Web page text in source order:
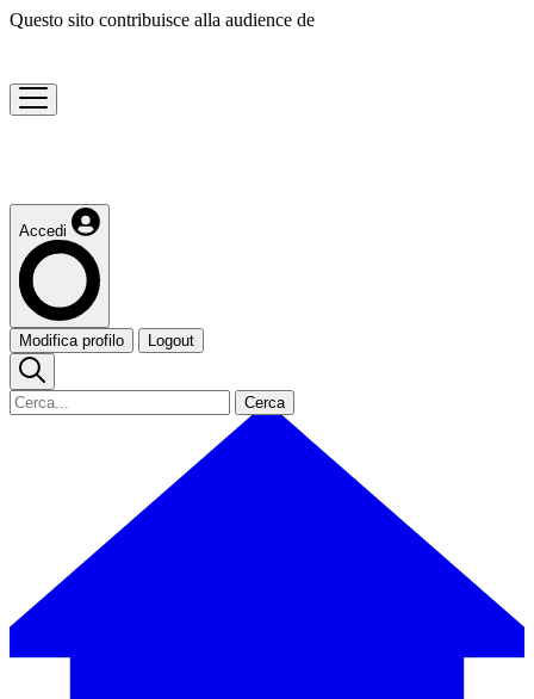
Questo sito contribuisce alla audience de
Accedi
Modifica profilo Logout
Cerca